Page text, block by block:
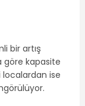
bir artış
göre kapasite
localardan ise